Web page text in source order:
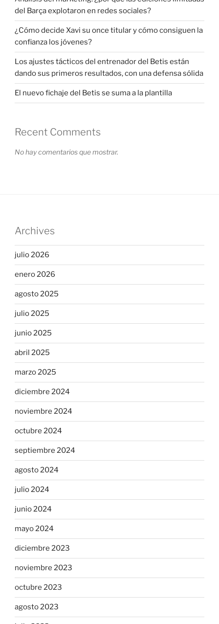
del Barça explotaron en redes sociales?
¿Cómo decide Xavi su once titular y cómo consiguen la
confianza los jóvenes?
Los ajustes tácticos del entrenador del Betis están
dando sus primeros resultados, con una defensa sólida
El nuevo fichaje del Betis se suma a la plantilla
Recent Comments
No hay comentarios que mostrar.
Archives
julio 2026
enero 2026
agosto 2025
julio 2025
junio 2025
abril 2025
marzo 2025
diciembre 2024
noviembre 2024
octubre 2024
septiembre 2024
agosto 2024
julio 2024
junio 2024
mayo 2024
diciembre 2023
noviembre 2023
octubre 2023
agosto 2023